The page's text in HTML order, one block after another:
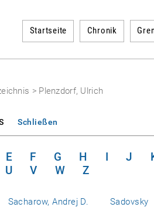
Startseite Chronik
> Plenzdorf, Ulrich
Schließen
E F G H I J
U V W Z
Sacharow, Andrej D. Sadovsky